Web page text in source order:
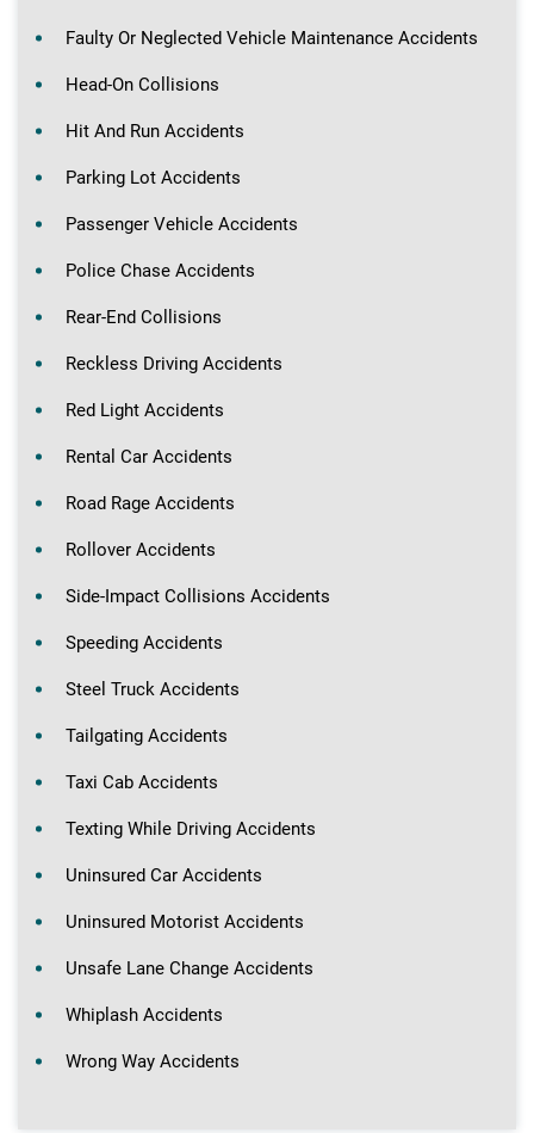
Faulty Or Neglected Vehicle Maintenance Accidents
Head-On Collisions
Hit And Run Accidents
Parking Lot Accidents
Passenger Vehicle Accidents
Police Chase Accidents
Rear-End Collisions
Reckless Driving Accidents
Red Light Accidents
Rental Car Accidents
Road Rage Accidents
Rollover Accidents
Side-Impact Collisions Accidents
Speeding Accidents
Steel Truck Accidents
Tailgating Accidents
Taxi Cab Accidents
Texting While Driving Accidents
Uninsured Car Accidents
Uninsured Motorist Accidents
Unsafe Lane Change Accidents
Whiplash Accidents
Wrong Way Accidents